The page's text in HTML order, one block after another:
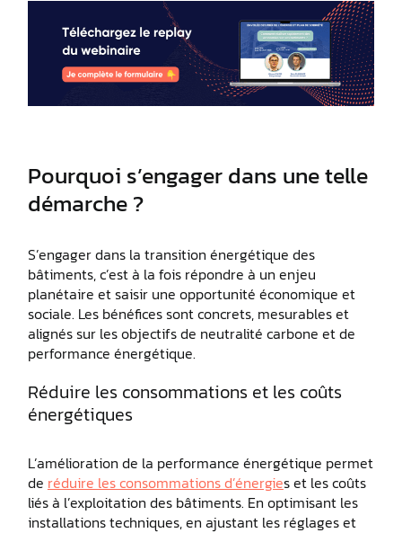
Pourquoi s’engager dans une telle
démarche ?
S’engager dans la transition énergétique des
bâtiments, c’est à la fois répondre à un enjeu
planétaire et saisir une opportunité économique et
sociale. Les bénéfices sont concrets, mesurables et
alignés sur les objectifs de neutralité carbone et de
performance énergétique.
Réduire les consommations et les coûts
énergétiques
L’amélioration de la performance énergétique permet
de réduire les consommations d’énergies et les coûts
liés à l’exploitation des bâtiments. En optimisant les
installations techniques, en ajustant les réglages et